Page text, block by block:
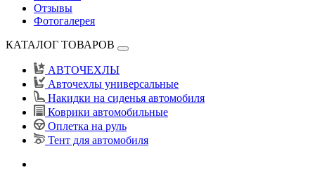
Отзывы
Фотогалерея
КАТАЛОГ ТОВАРОВ
АВТОЧЕХЛЫ
Авточехлы универсальные
Накидки на сиденья автомобиля
Коврики автомобильные
Оплетка на руль
Тент для автомобиля